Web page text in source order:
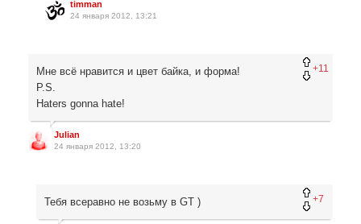
timman
24 января 2012, 13:21
+11
Мне всё нравится и цвет байка, и форма!
P.S.
Haters gonna hate!
Julian
24 января 2012, 13:20
+7
Тебя всеравно не возьму в GT )